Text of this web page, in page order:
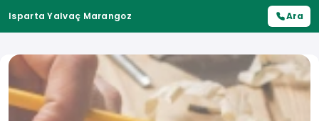
Isparta Yalvaç Marangoz Ara